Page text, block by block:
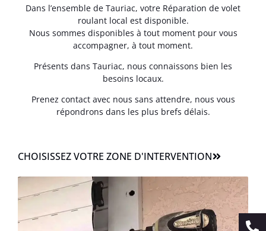
Dans l’ensemble de Tauriac, votre Réparation de volet
roulant local est disponible.
Nous sommes disponibles à tout moment pour vous
accompagner, à tout moment.
Présents dans Tauriac, nous connaissons bien les
besoins locaux.
Prenez contact avec nous sans attendre, nous vous
répondrons dans les plus brefs délais.
CHOISISSEZ VOTRE ZONE D'INTERVENTION